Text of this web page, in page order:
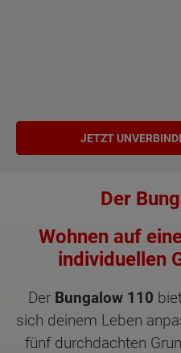
JETZT
Der
Wohnen auf
individuellen
Der Bungalow 110
sich deinem Leben
fünf durchdachten